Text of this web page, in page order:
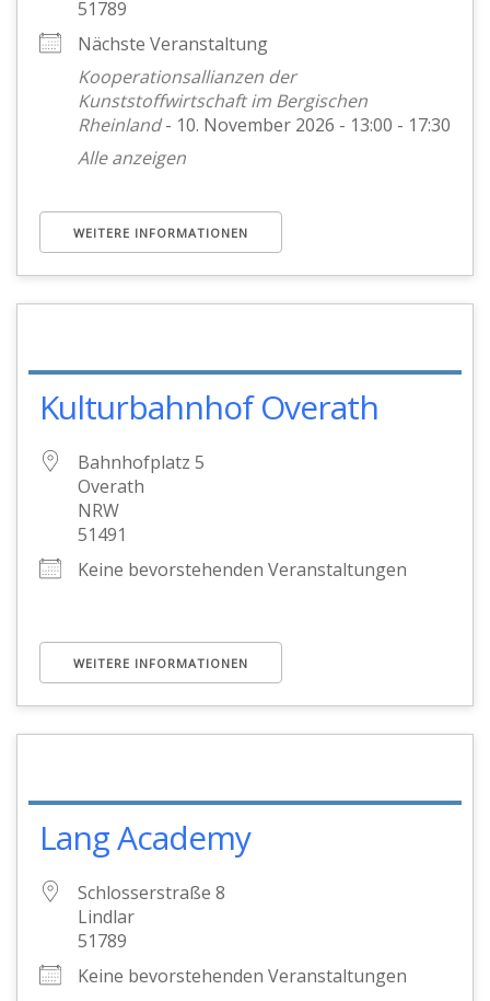
51789
Nächste Veranstaltung
Kooperationsallianzen der
Kunststoffwirtschaft im Bergischen
Rheinland- 10. November 2026 - 13:00 - 17:30
Alle anzeigen
WEITERE INFORMATIONEN
Kulturbahnhof Overath
Bahnhofplatz 5
Overath
NRW
51491
Keine bevorstehenden Veranstaltungen
WEITERE INFORMATIONEN
Lang Academy
Schlosserstraße 8
Lindlar
51789
Keine bevorstehenden Veranstaltungen